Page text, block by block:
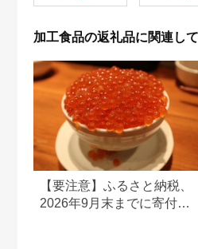
日本酪農
加工食品の返礼品に関連し
【要注意】ふるさと納税、
2026年9月末までに寄付し